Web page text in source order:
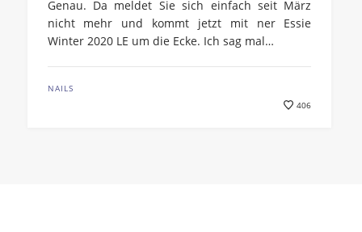
Genau. Da meldet Sie sich einfach seit März
nicht mehr und kommt jetzt mit ner Essie
Winter 2020 LE um die Ecke. Ich sag mal…
NAILS
406